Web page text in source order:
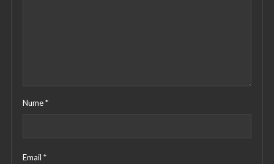
Nume*
Email *